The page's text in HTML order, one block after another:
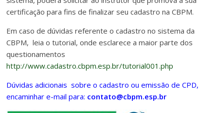
certificação para fins de finalizar seu cadastro na CBPM.
Em caso de dúvidas referente o cadastro no sistema da
CBPM, leia o tutorial, onde esclarece a maior parte dos
questionamentos
http://www.cadastro.cbpm.esp.br/tutorial001.php
Dúvidas adicionais sobre o cadastro ou emissão de CPD,
encaminhar e-mail para: contato@cbpm.esp.br